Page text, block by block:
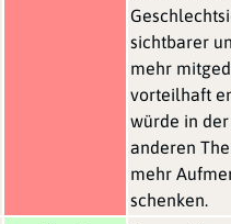
sichtbarer
mehr
vorteilhaft
würde in
anderen
mehr
schenken.